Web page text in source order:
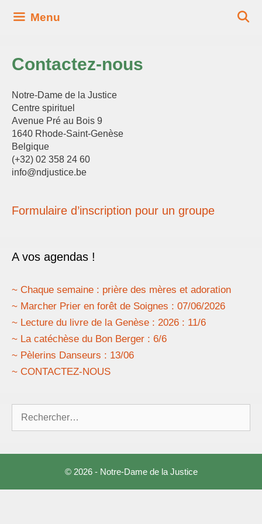
Menu
Contactez-nous
Notre-Dame de la Justice
Centre spirituel
Avenue Pré au Bois 9
1640 Rhode-Saint-Genèse
Belgique
(+32) 02 358 24 60
info@ndjustice.be
Formulaire d’inscription pour un groupe
A vos agendas !
~ Chaque semaine : prière des mères et adoration
~ Marcher Prier en forêt de Soignes : 07/06/2026
~ Lecture du livre de la Genèse : 2026 : 11/6
~ La catéchèse du Bon Berger : 6/6
~ Pèlerins Danseurs : 13/06
~ CONTACTEZ-NOUS
© 2026 - Notre-Dame de la Justice